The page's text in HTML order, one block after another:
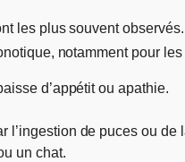
les plus souvent
notamment pour
d’appétit ou apathie.
l’ingestion de puces ou
un chat.